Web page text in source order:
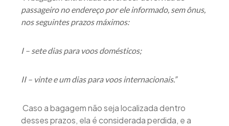
passageiro no endereço por ele informado, sem ônus,
nos seguintes prazos máximos:
I – sete dias para voos domésticos;
II – vinte e um dias para voos internacionais.”
Caso a bagagem não seja localizada dentro
desses prazos, ela é considerada perdida, e a